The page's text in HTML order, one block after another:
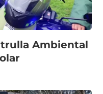
Ambiental